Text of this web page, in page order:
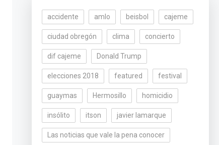
accidente amlo beisbol cajeme
ciudad obregón clima concierto
dif cajeme Donald Trump
elecciones 2018 featured festival
guaymas Hermosillo homicidio
insólito itson javier lamarque
Las noticias que vale la pena conocer